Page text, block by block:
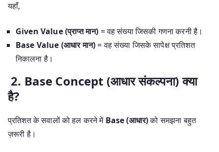
यहाँ,
Given Value (प्राप्त मान) = वह संख्या जिसकी गणना करनी है।
Base Value (आधार मान)= वह संख्या जिसके सापेक्ष प्रतिशत
निकालना है।
2. Base Concept (आधार संकल्पना) क्या
है?
प्रतिशत के सवालों को हल करने में Base (आधार)को समझना बहुत
ज़रूरी है।